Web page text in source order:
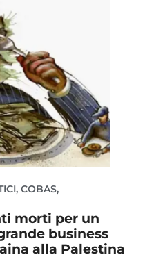
, COBAS,
morti per un
business
alla Palestina